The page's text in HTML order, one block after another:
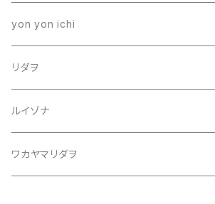
yon yon ichi
リダヲ
ルイゾナ
ワカヤマリダヲ